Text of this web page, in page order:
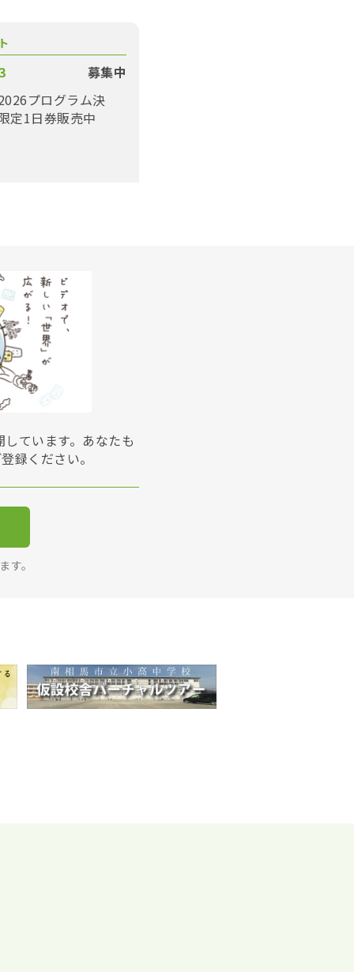
募集中
プログラム決
定1日券販売中
ています。あなたも
録ください。
。